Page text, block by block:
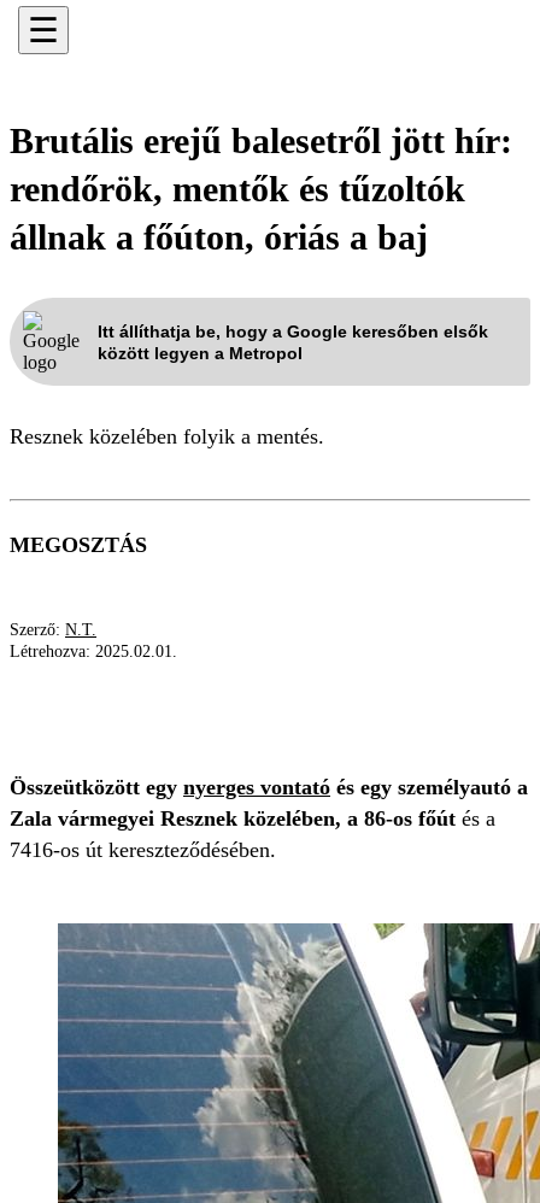
☰
Brutális erejű balesetről jött hír:
rendőrök, mentők és tűzoltók
állnak a főúton, óriás a baj
Itt állíthatja be, hogy a Google keresőben elsők
között legyen a Metropol
Resznek közelében folyik a mentés.
MEGOSZTÁS
Szerző: N.T.
Létrehozva: 2025.02.01.
Összeütközött egy nyerges vontató és egy személyautó a
Zala vármegyei Resznek közelében, a 86-os főút és a
7416-os út kereszteződésében.